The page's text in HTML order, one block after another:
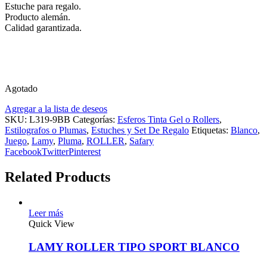
Estuche para regalo.
Producto alemán.
Calidad garantizada.
Agotado
Agregar a la lista de deseos
SKU: L319-9BB Categorías: Esferos Tinta Gel o Rollers,
Estilografos o Plumas, Estuches y Set De Regalo Etiquetas: Blanco,
Juego, Lamy, Pluma, ROLLER, Safary
FacebookTwitterPinterest
Related Products
Leer más
Quick View
LAMY ROLLER TIPO SPORT BLANCO